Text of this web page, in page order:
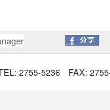
2755-5236 FAX: